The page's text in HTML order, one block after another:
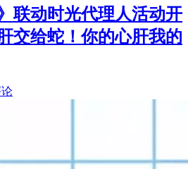
联动时光代理人活动开
交给蛇！你的心肝我的